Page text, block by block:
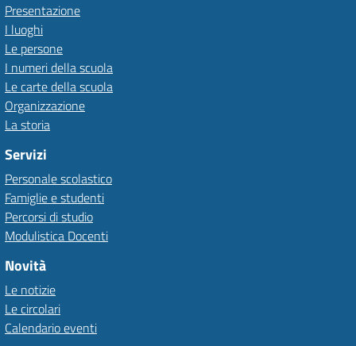
Presentazione
I luoghi
Le persone
I numeri della scuola
Le carte della scuola
Organizzazione
La storia
Servizi
Personale scolastico
Famiglie e studenti
Percorsi di studio
Modulistica Docenti
Novità
Le notizie
Le circolari
Calendario eventi